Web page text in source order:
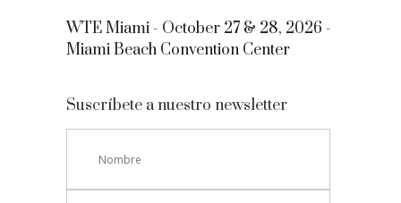
WTE Miami - October 27 & 28, 2026 -
Miami Beach Convention Center
Suscríbete a nuestro newsletter